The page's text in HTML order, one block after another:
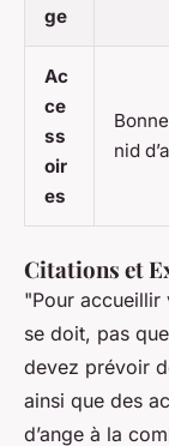
ge
Ac
ce
ss
oir
es
nid
Citations et
"Pour accueillir
se doit, pas
devez prévoir
ainsi que des
d’ange à la